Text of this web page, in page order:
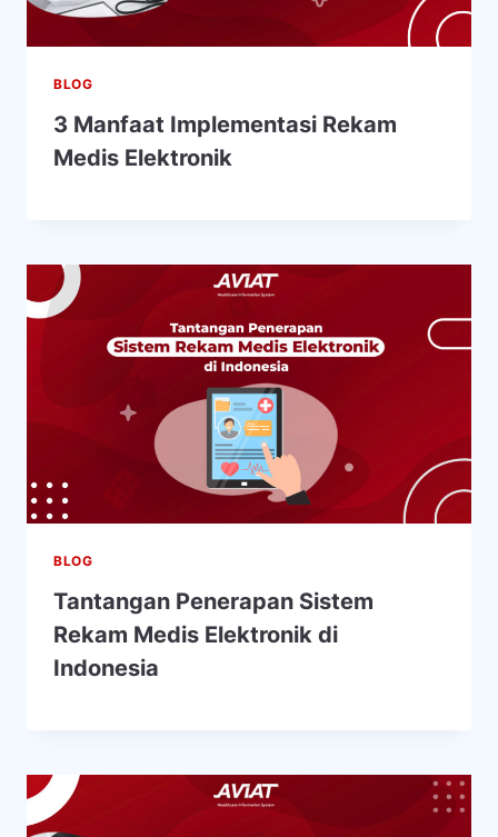
BLOG
3 Manfaat Implementasi Rekam
Medis Elektronik
BLOG
Tantangan Penerapan Sistem
Rekam Medis Elektronik di
Indonesia